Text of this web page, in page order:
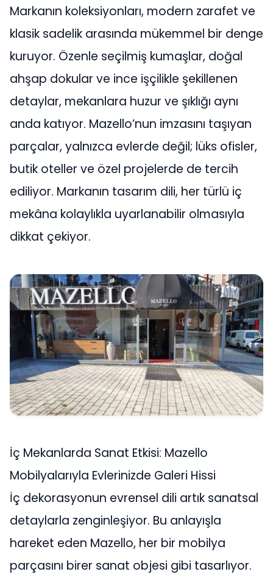
Markanın koleksiyonları, modern zarafet ve
klasik sadelik arasında mükemmel bir denge
kuruyor. Özenle seçilmiş kumaşlar, doğal
ahşap dokular ve ince işçilikle şekillenen
detaylar, mekanlara huzur ve şıklığı aynı
anda katıyor. Mazello’nun imzasını taşıyan
parçalar, yalnızca evlerde değil; lüks ofisler,
butik oteller ve özel projelerde de tercih
ediliyor. Markanın tasarım dili, her türlü iç
mekâna kolaylıkla uyarlanabilir olmasıyla
dikkat çekiyor.
İç Mekanlarda Sanat Etkisi: Mazello
Mobilyalarıyla Evlerinizde Galeri Hissi
İç dekorasyonun evrensel dili artık sanatsal
detaylarla zenginleşiyor. Bu anlayışla
hareket eden Mazello, her bir mobilya
parçasını birer sanat objesi gibi tasarlıyor.